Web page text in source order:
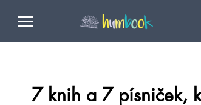
7 knih a 7 písniček,